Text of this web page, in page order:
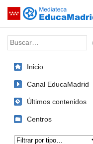
Saltar navegación
Palabra o frase:
Inicio
Canal EducaMadrid
Últimos contenidos
Centros